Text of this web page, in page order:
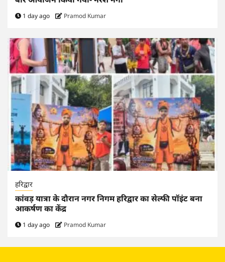
1 day ago Pramod Kumar
हरिद्वार
कांवड़ यात्रा के दौरान नगर निगम हरिद्वार का सेल्फी पॉइंट बना
आकर्षण का केंद्र
1 day ago Pramod Kumar